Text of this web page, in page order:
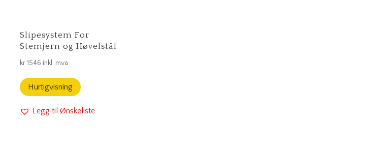
Slipesystem For
Stemjern og Høvelstål
kr1546 inkl. mva
Hurtigvisning
Legg til Ønskeliste